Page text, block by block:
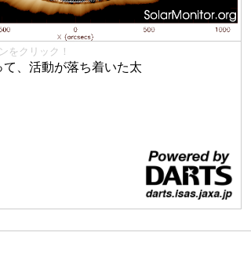
をクリック！
、活動が落ち着いた太